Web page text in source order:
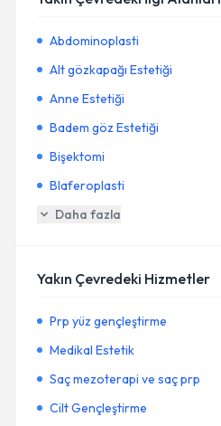
Abdominoplasti
Alt gözkapağı Estetiği
Anne Estetiği
Badem göz Estetiği
Bişektomi
Blaferoplasti
Daha fazla
Yakın Çevredeki Hizmetler
Prp yüz gençleştirme
Medikal Estetik
Saç mezoterapi ve saç prp
Cilt Gençleştirme